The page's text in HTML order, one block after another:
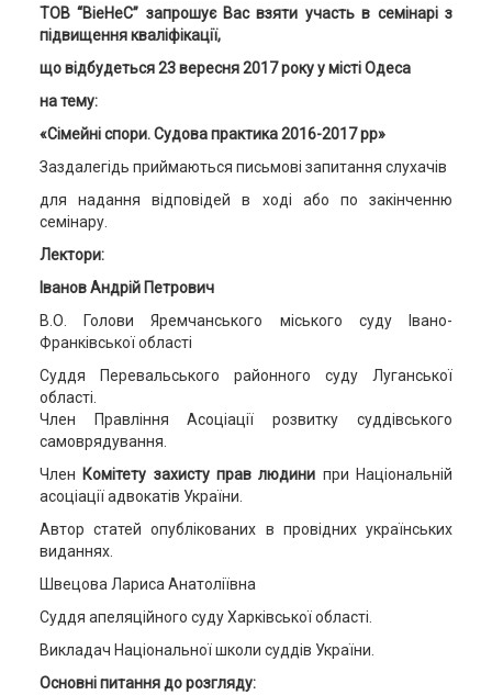
ТОВ “ВіеНеС” запрошує Вас взяти участь в семінарі з
підвищення кваліфікації,
що відбудеться 23 вересня 2017 року у місті Одеса
на тему:
«Сімейні спори. Судова практика 2016-2017 рр»
Заздалегідь приймаються письмові запитання слухачів
для надання відповідей в ході або по закінченню
семінару.
Лектори:
Іванов Андрій Петрович
В.О. Голови Яремчанського міського суду Івано-
Франківської області
Суддя Перевальського районного суду Луганської
області.
Член Правління Асоціації розвитку суддівського
самоврядування.
Член Комітету захисту прав людини при Національній
асоціації адвокатів України.
Автор статей опублікованих в провідних українських
виданнях.
Швецова Лариса Анатоліївна
Суддя апеляційного суду Харківської області.
Викладач Національної школи суддів України.
Основні питання до розгляду: